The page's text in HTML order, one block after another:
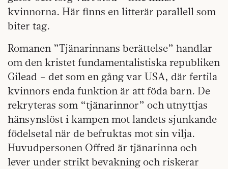
kvinnorna. Här finns en litterär parallell som
biter tag.
Romanen ”Tjänarinnans berättelse” handlar
om den kristet fundamentalistiska republiken
Gilead – det som en gång var USA, där fertila
kvinnors enda funktion är att föda barn. De
rekryteras som “tjänarinnor” och utnyttjas
hänsynslöst i kampen mot landets sjunkande
födelsetal när de befruktas mot sin vilja.
Huvudpersonen Offred är tjänarinna och
lever under strikt bevakning och riskerar